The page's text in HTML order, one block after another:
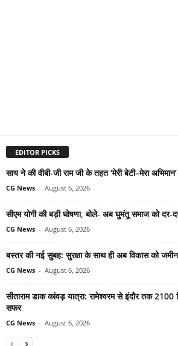
EDITOR PICKS
साय ने की वीबी-जी राम जी के तहत ‘मेरी बेटी–मेरा
CG News - August 6, 2026
सीएम योगी की बड़ी घोषणा, बोले- अब घुमंतू समाज को दर-
CG News - August 6, 2026
बस्तर की नई सुबह: सुरक्षा के साथ ही अब विकास को
CG News - August 6, 2026
सीताराम डाक कांवड़ यात्रा: रामेश्वरम से इंदौर तक 2100
सफर
CG News - August 6, 2026